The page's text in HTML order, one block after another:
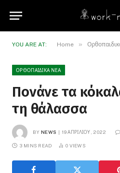
YOU ARE AT: Home »
ΟΡΘΟΠΑΙΔΙΚΆ ΝΈΑ
Πονάνε τα
τη θάλασσα
BY NEWS 19 ΑΠΡΙΛΊΟΥ, 2022
3 MINS READ 0 VIEWS